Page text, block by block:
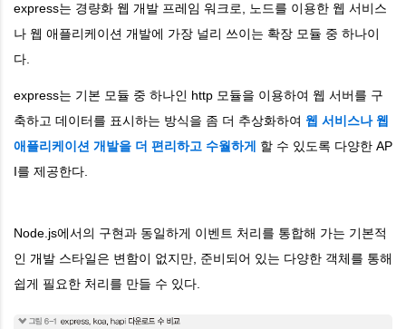
express는 경량화 웹 개발 프레임 워크로, 노드를 이용한 웹 서비스
나 웹 애플리케이션 개발에 가장 널리 쓰이는 확장 모듈 중 하나이
다.
express는 기본 모듈 중 하나인 http 모듈을 이용하여 웹 서버를 구
축하고 데이터를 표시하는 방식을 좀 더 추상화하여 웹 서비스나 웹
애플리케이션 개발을 더 편리하고 수월하게 할 수 있도록 다양한 AP
I를 제공한다.
Node.js에서의 구현과 동일하게 이벤트 처리를 통합해 가는 기본적
인 개발 스타일은 변함이 없지만, 준비되어 있는 다양한 객체를 통해
쉽게 필요한 처리를 만들 수 있다.